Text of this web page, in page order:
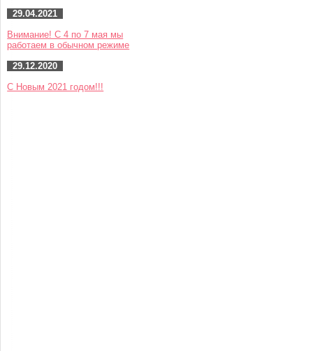
29.04.2021
Внимание! С 4 по 7 мая мы
работаем в обычном режиме
29.12.2020
С Новым 2021 годом!!!